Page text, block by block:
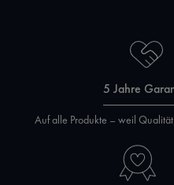
5 Jahre
Auf alle Produkte – weil